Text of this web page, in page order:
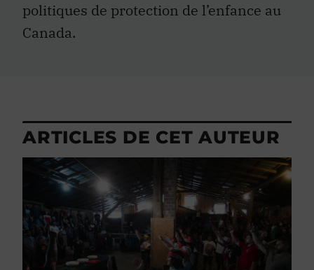
politiques de protection de l’enfance au
Canada.
ARTICLES DE CET AUTEUR